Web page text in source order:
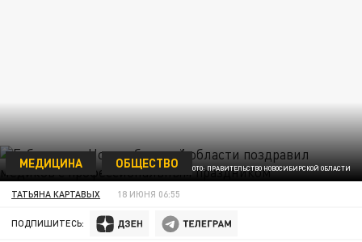
ФОТО: ПРАВИТЕЛЬСТВО НОВОСИБИРСКОЙ ОБЛАСТИ
МЕДИЦИНА ОБЩЕСТВО
ТАТЬЯНА КАРТАВЫХ 18 ИЮНЯ 06:55
ПОДПИШИТЕСЬ: